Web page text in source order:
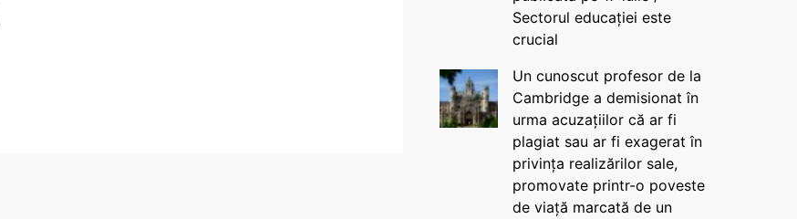
Sectorul educației este
crucial
Un cunoscut profesor de la
Cambridge a demisionat în
urma acuzațiilor că ar fi
plagiat sau ar fi exagerat în
privința realizărilor sale,
promovate printr-o poveste
de viață marcată de un